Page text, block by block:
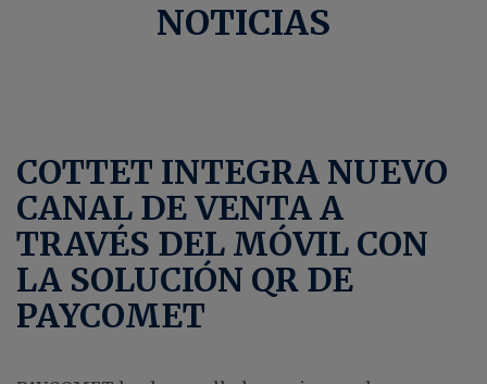
NOTICIAS
COTTET INTEGRA NUEVO
CANAL DE VENTA A
TRAVÉS DEL MÓVIL CON
LA SOLUCIÓN QR DE
PAYCOMET